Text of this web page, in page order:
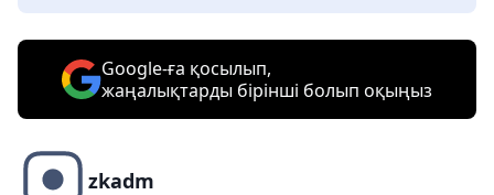
Google-ға қосылып,
жаңалықтарды бірінші болып оқыңыз
zkadm